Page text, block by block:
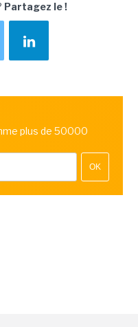
Partagez le !
plus de 50000
OK